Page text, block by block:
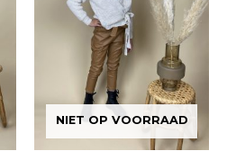
NIET OP VOORRAAD